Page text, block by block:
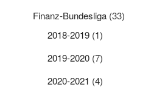
Finanz-Bundesliga (33)
2018-2019 (1)
2019-2020 (7)
2020-2021 (4)